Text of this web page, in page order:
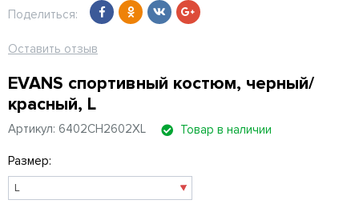
Поделиться:
Оставить отзыв
EVANS спортивный костюм, черный/
красный, L
Артикул: 6402CH2602XL Товар в наличии
Размер: